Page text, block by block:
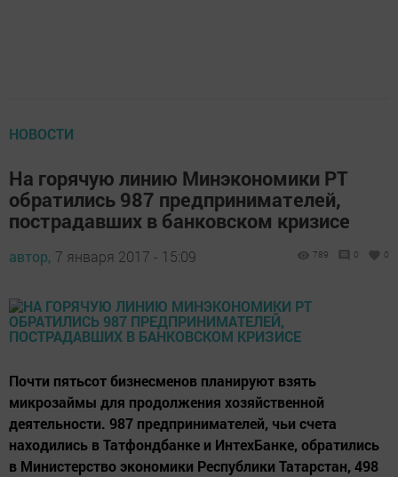
НОВОСТИ
На горячую линию Минэкономики РТ
обратились 987 предпринимателей,
пострадавших в банковском кризисе
автор, 7 января 2017 - 15:09 789 0 0
Почти пятьсот бизнесменов планируют взять
микрозаймы для продолжения хозяйственной
деятельности. 987 предпринимателей, чьи счета
находились в Татфондбанке и ИнтехБанке, обратились
в Министерство экономики Республики Татарстан, 498